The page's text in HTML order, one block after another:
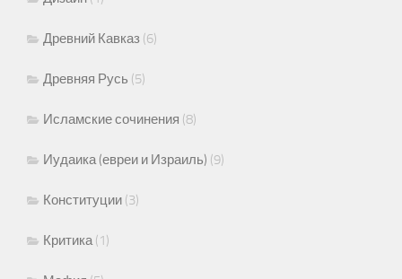
Древний Кавказ (6)
Древняя Русь (5)
Исламские сочинения (8)
Иудаика (евреи и Израиль) (9)
Конституции (3)
Критика(1)